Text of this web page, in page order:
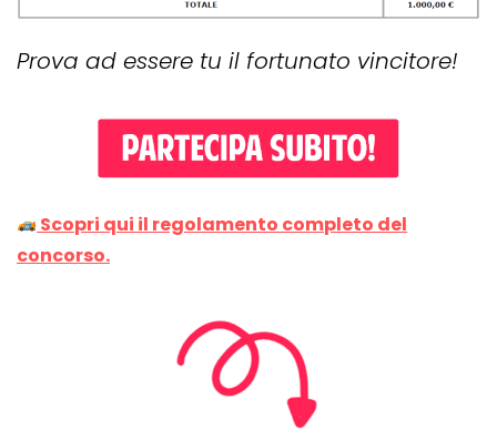
Prova ad essere tu il fortunato vincitore!
Scopri qui il regolamento completo del
concorso.